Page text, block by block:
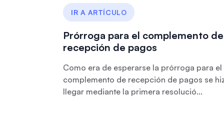
IR A ARTÍCULO
Prórroga para el complemento de
recepción de pagos
Como era de esperarse la prórroga para el
complemento de recepción de pagos se
llegar mediante la primera resolució...